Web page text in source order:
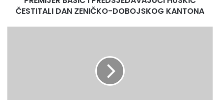
ČESTITALI DAN ZENIČKO-DOBOJSKOG KANTONA